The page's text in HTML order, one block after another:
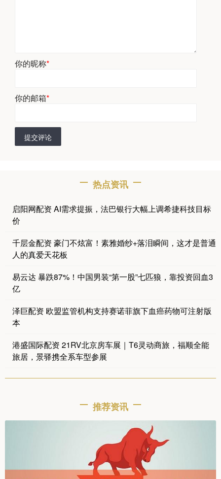
你的昵称*
你的邮箱*
提交评论
热点资讯
启阳网配资 AI需求提振，法巴银行大幅上调希捷科技目标
价
千层金配资 豪门不炫富！素雅婚纱+落泪瞬间，这才是普通
人的真爱天花板
易云达 暴跌87%！中国男装“第一股”七匹狼，靠投资回血3
亿
泽巨配资 欧盟监管机构支持赛诺菲旗下血癌药物可注射版
本
港盛国际配资 21RV北京房车展｜T6灵动商旅，福顺全能
旅居，景驿携全系车型参展
推荐资讯